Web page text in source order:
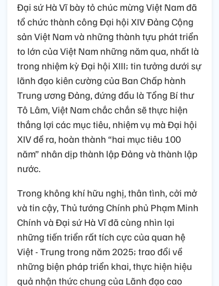
Đại sứ Hà Vĩ bày tỏ chúc mừng Việt Nam đã
tổ chức thành công Đại hội XIV Đảng Cộng
sản Việt Nam và những thành tựu phát triển
to lớn của Việt Nam những năm qua, nhất là
trong nhiệm kỳ Đại hội XIII; tin tưởng dưới sự
lãnh đạo kiên cường của Ban Chấp hành
Trung ương Đảng, đứng đầu là Tổng Bí thư
Tô Lâm, Việt Nam chắc chắn sẽ thực hiện
thắng lợi các mục tiêu, nhiệm vụ mà Đại hội
XIV đề ra, hoàn thành “hai mục tiêu 100
năm” nhân dịp thành lập Đảng và thành lập
nước.
Trong không khí hữu nghị, thân tình, cởi mở
và tin cậy, Thủ tướng Chính phủ Phạm Minh
Chính và Đại sứ Hà Vĩ đã cùng nhìn lại
những tiến triển rất tích cực của quan hệ
Việt - Trung trong năm 2025; trao đổi về
những biện pháp triển khai, thực hiện hiệu
quả nhận thức chung của Lãnh đạo cao